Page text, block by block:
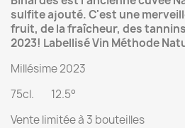
sulfite ajouté. C'est une
fruit, de la fraîcheur, des
2023! Labellisé Vin Méthode
Millésime 2023
75cl. 12.5°
Vente limitée à 3 bouteilles